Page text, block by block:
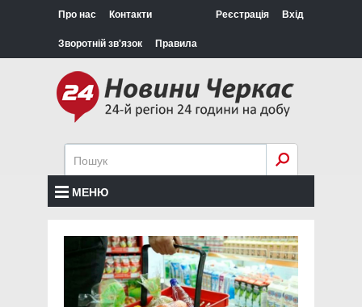
Про нас Контакти
Зворотній зв'язок Правила
Реєстрація Вхід
МЕНЮ